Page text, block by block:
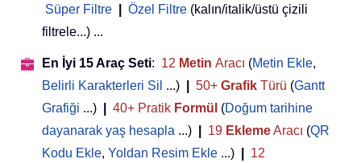
Süper Filtre
Özel Filtre (kalın/italik/üstü çizili
filtrele...) ...
En İyi 15 Araç Seti: 12 Metin Aracı (Metin Ekle,
Belirli Karakterleri Sil ...) 50+ Grafik Türü (Gantt
Grafiği ...) 40+ Pratik Formül (Doğum tarihine
dayanarak yaş hesapla ...) 19 EklemeAracı (QR
Kodu Ekle, Yoldan Resim Ekle ...)
12